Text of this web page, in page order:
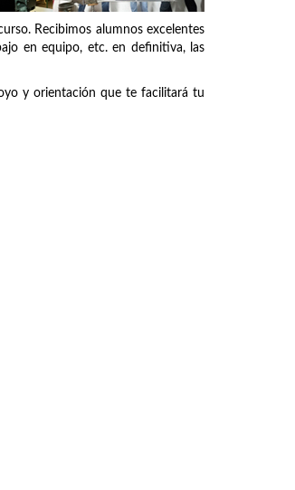
Recibimos alumnos excelentes
en equipo, etc. en definitiva, las
y orientación que te facilitará tu